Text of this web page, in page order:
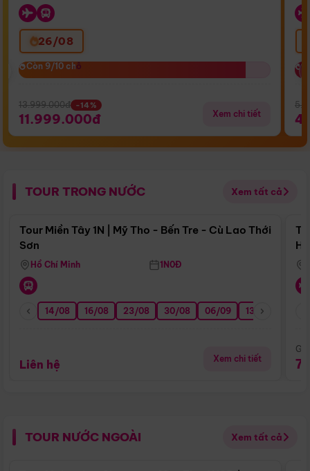
26/08
Còn 9/10 chỗ
Còn 9/10 chỗ
13.999.000đ -14%
11.999.000đ Xem chi tiết
TOUR TRONG NƯỚC Xem tất cả
Điểm nổi bật
Tour Miền Tây 1N | Mỹ Tho - Bến Tre - Cù Lao Thới
Sơn
Hồ Chí Minh 1N0Đ
14/08 16/08 23/08 30/08 06/09 13/09
Liên hệ Xem chi tiết
TOUR NƯỚC NGOÀI Xem tất cả
Điểm nổi bật